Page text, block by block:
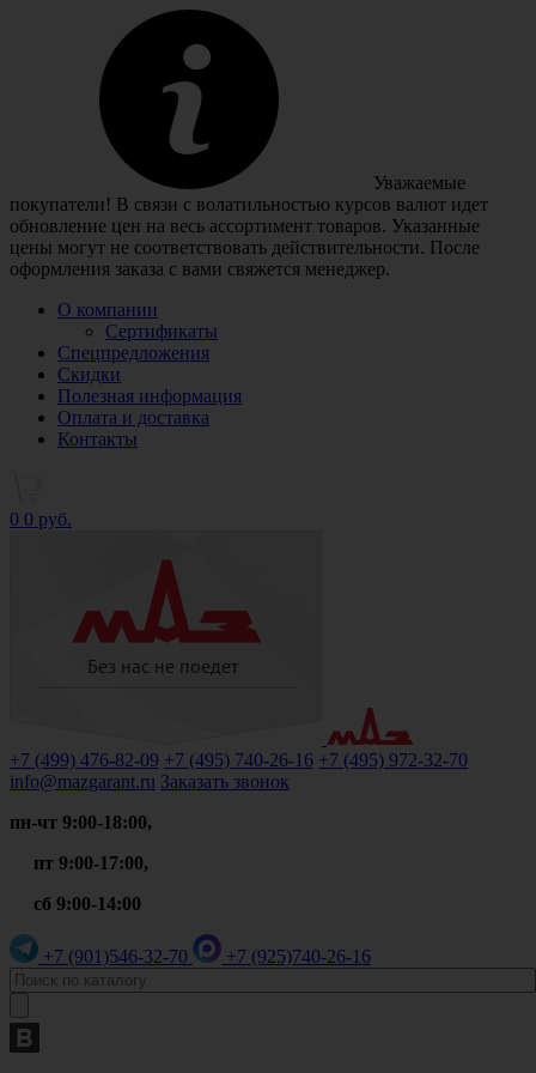
Уважаемые
покупатели! В связи с волатильностью курсов валют идет
обновление цен на весь ассортимент товаров. Указанные
цены могут не соответствовать действительности. После
оформления заказа с вами свяжется менеджер.
О компании
Сертификаты
Спецпредложения
Скидки
Полезная информация
Оплата и доставка
Контакты
0 0 руб.
+7 (499) 476-82-09 +7 (495) 740-26-16 +7 (495) 972-32-70
info@mazgarant.ru Заказать звонок
пн-чт 9:00-18:00,
пт 9:00-17:00,
сб 9:00-14:00
+7 (901)546-32-70 +7 (925)740-26-16